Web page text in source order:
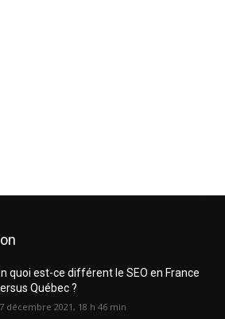
quoi est-ce différent le SEO en France
Québec ?
décembre 2021, 18 h 46 min